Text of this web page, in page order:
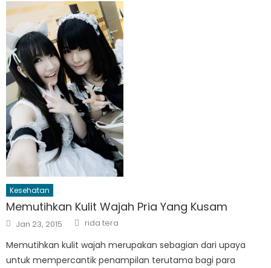
Kesehatan
Memutihkan Kulit Wajah Pria Yang Kusam
Posted
on
Jan 23, 2015 Author
rida tera
Memutihkan kulit wajah merupakan sebagian dari upaya
untuk mempercantik penampilan terutama bagi para